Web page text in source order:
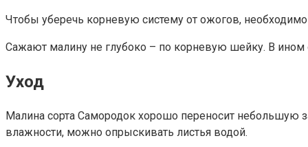
Чтобы уберечь корневую систему от ожогов,
Сажают малину не глубоко – по корневую шейку. В ином
Уход
Малина сорта Самородок хорошо переносит небольшую
влажности, можно опрыскивать листья водой.